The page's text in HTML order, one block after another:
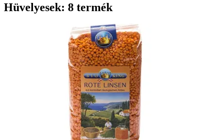
Hüvelyesek: 8 termék